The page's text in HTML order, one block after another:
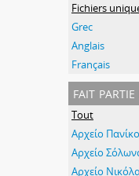
Fichiers
Grec
Anglais
Français
fait partie
Tout
Αρχείο
Αρχείο
Αρχείο